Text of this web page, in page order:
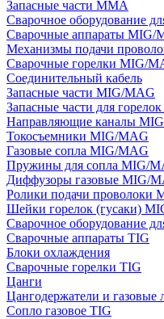
Запасные части MMA
Сварочное оборудование
Сварочные аппараты MIG/
Механизмы подачи
Сварочные горелки MIG/
Соединительный кабель
Запасные части MIG/MAG
Запасные части для
Направляющие каналы
Токосъемники MIG/MAG
Газовые сопла MIG/MAG
Пружины для сопла MIG/
Диффузоры газовые MIG/
Ролики подачи проволоки
Шейки горелок (гусаки)
Сварочное оборудование
Сварочные аппараты TIG
Блоки охлаждения
Сварочные горелки TIG
Цанги
Цангодержатели и газовые
Сопло газовое TIG